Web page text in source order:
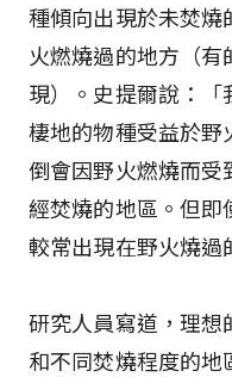
種傾向出現於未焚
火燃燒過的地方（
現）。史提爾說：
棲地的物種受益於
倒會因野火燃燒而
經焚燒的地區。但
較常出現在野火燒過
研究人員寫道，理
和不同焚燒程度的